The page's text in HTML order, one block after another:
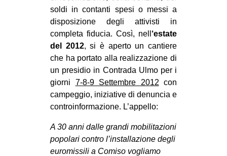
MONDO
EVENTI
in
Fb
tw
bsky
ms
soldi in contanti spesi o messi a
disposizione degli attivisti in
completa fiducia. Così, nell ‘estate
del 2012, si è aperto un cantiere
che ha portato alla realizzazione di
un presidio in Contrada Ulmo per i
giorni 7-8-9 Settembre 2012 con
campeggio, iniziative di denuncia e
controinformazione. L’appello:
A 30 anni dalle grandi mobilitazioni
popolari contro l’installazione degli
euromissili a Comiso vogliamo